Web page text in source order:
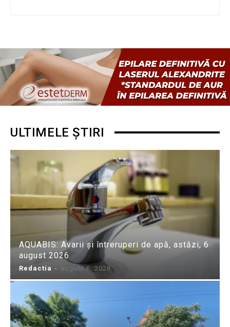
ULTIMELE ȘTIRI
AQUABIS: Avarii și întreruperi de apă, astăzi, 6
august 2026
Redactia - august 6, 2026